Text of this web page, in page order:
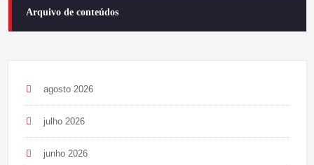
Arquivo de conteúdos
agosto 2026
julho 2026
junho 2026